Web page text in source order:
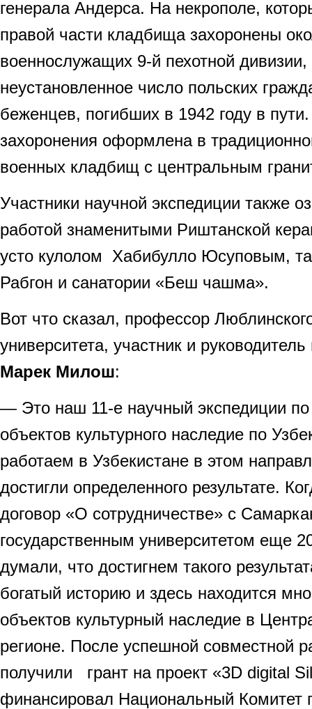
генерала Андерса. На некрополе,
правой части кладбища захоронены
военнослужащих 9-й пехотной дивизии,
неустановленное число польских
беженцев, погибших в 1942 году в
захоронения оформлена в
военных кладбищ с центральным
Участники научной экспедиции также
работой знаменитыми Риштанской
усто кулолом Хабибулло Юсуповым,
Рабгон и санатории «Беш чашма».
Вот что сказал, профессор
университета, участник и
Марек Милош:
— Это наш 11-е научный экспедиции
объектов культурного наследие по
работаем в Узбекистане в этом
достигли определенного результате.
договор «О сотрудничестве» с
государственным университетом еще
думали, что достигнем такого
богатый историю и здесь находится
объектов культурный наследие в
регионе. После успешной совместной
получили грант на проект «3D digital
финансировал Национальный Комитет